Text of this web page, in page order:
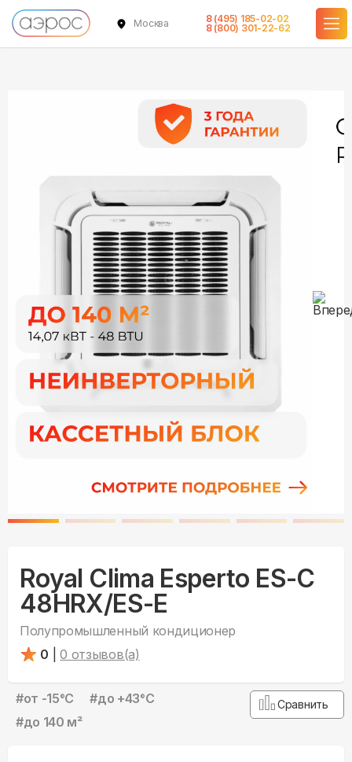
Москва
8 (495) 185-02-02
8 (800) 301-22-62
Royal Clima Esperto ES-C
48HRX/ES-E
Полупромышленный кондиционер
0
0 отзывов(а)
#от -15°С #до +43°С
#до 140 м²
Сравнить
в наличии
в наличии